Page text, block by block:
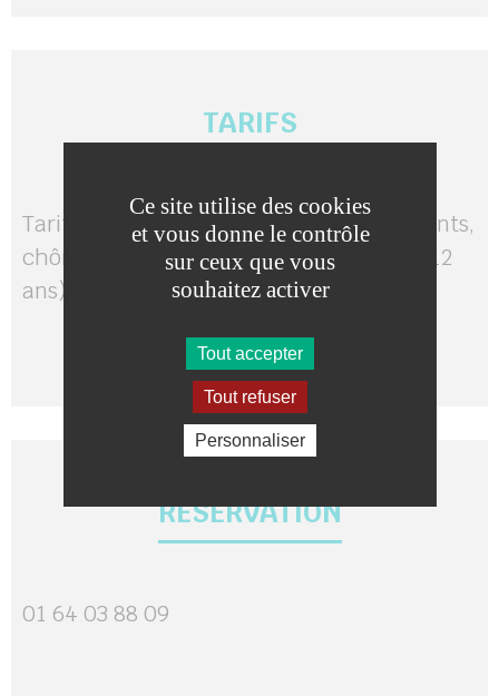
TARIFS
Tarif réduit : 4 € (Valable pour les étudiants,
chômeurs, balad'pass et enfants de 6 à 12
ans), Adulte : 6 €, Enfant (0-6 ans) : 0 €.
RÉSERVATION
01 64 03 88 09
Ce site utilise des cookies
et vous donne le contrôle
sur ceux que vous
souhaitez activer
Tout accepter
Tout refuser
Personnaliser